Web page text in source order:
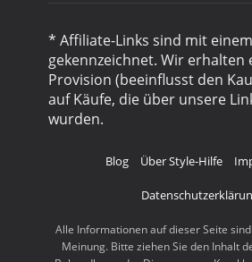
* Affiliate-Links sind mit
gekennzeichnet. Wir erhalten
Provision (beeinflusst den
auf Käufe, die über unsere
wurden.
Blog Über Style-Hilfe
Alle Informationen auf dieser Seite
Meinung. Bitte ziehen Sie den Inhalt